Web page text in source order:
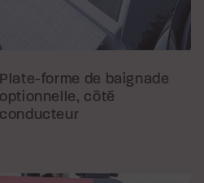
Plate-forme de baignade
optionnelle, côté
conducteur